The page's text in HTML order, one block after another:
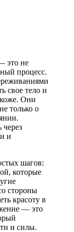
это не
процесс.
свое тело и
коже. Они
только о
и
шагов:
которые
стороны
красоту в
— это
и силы.